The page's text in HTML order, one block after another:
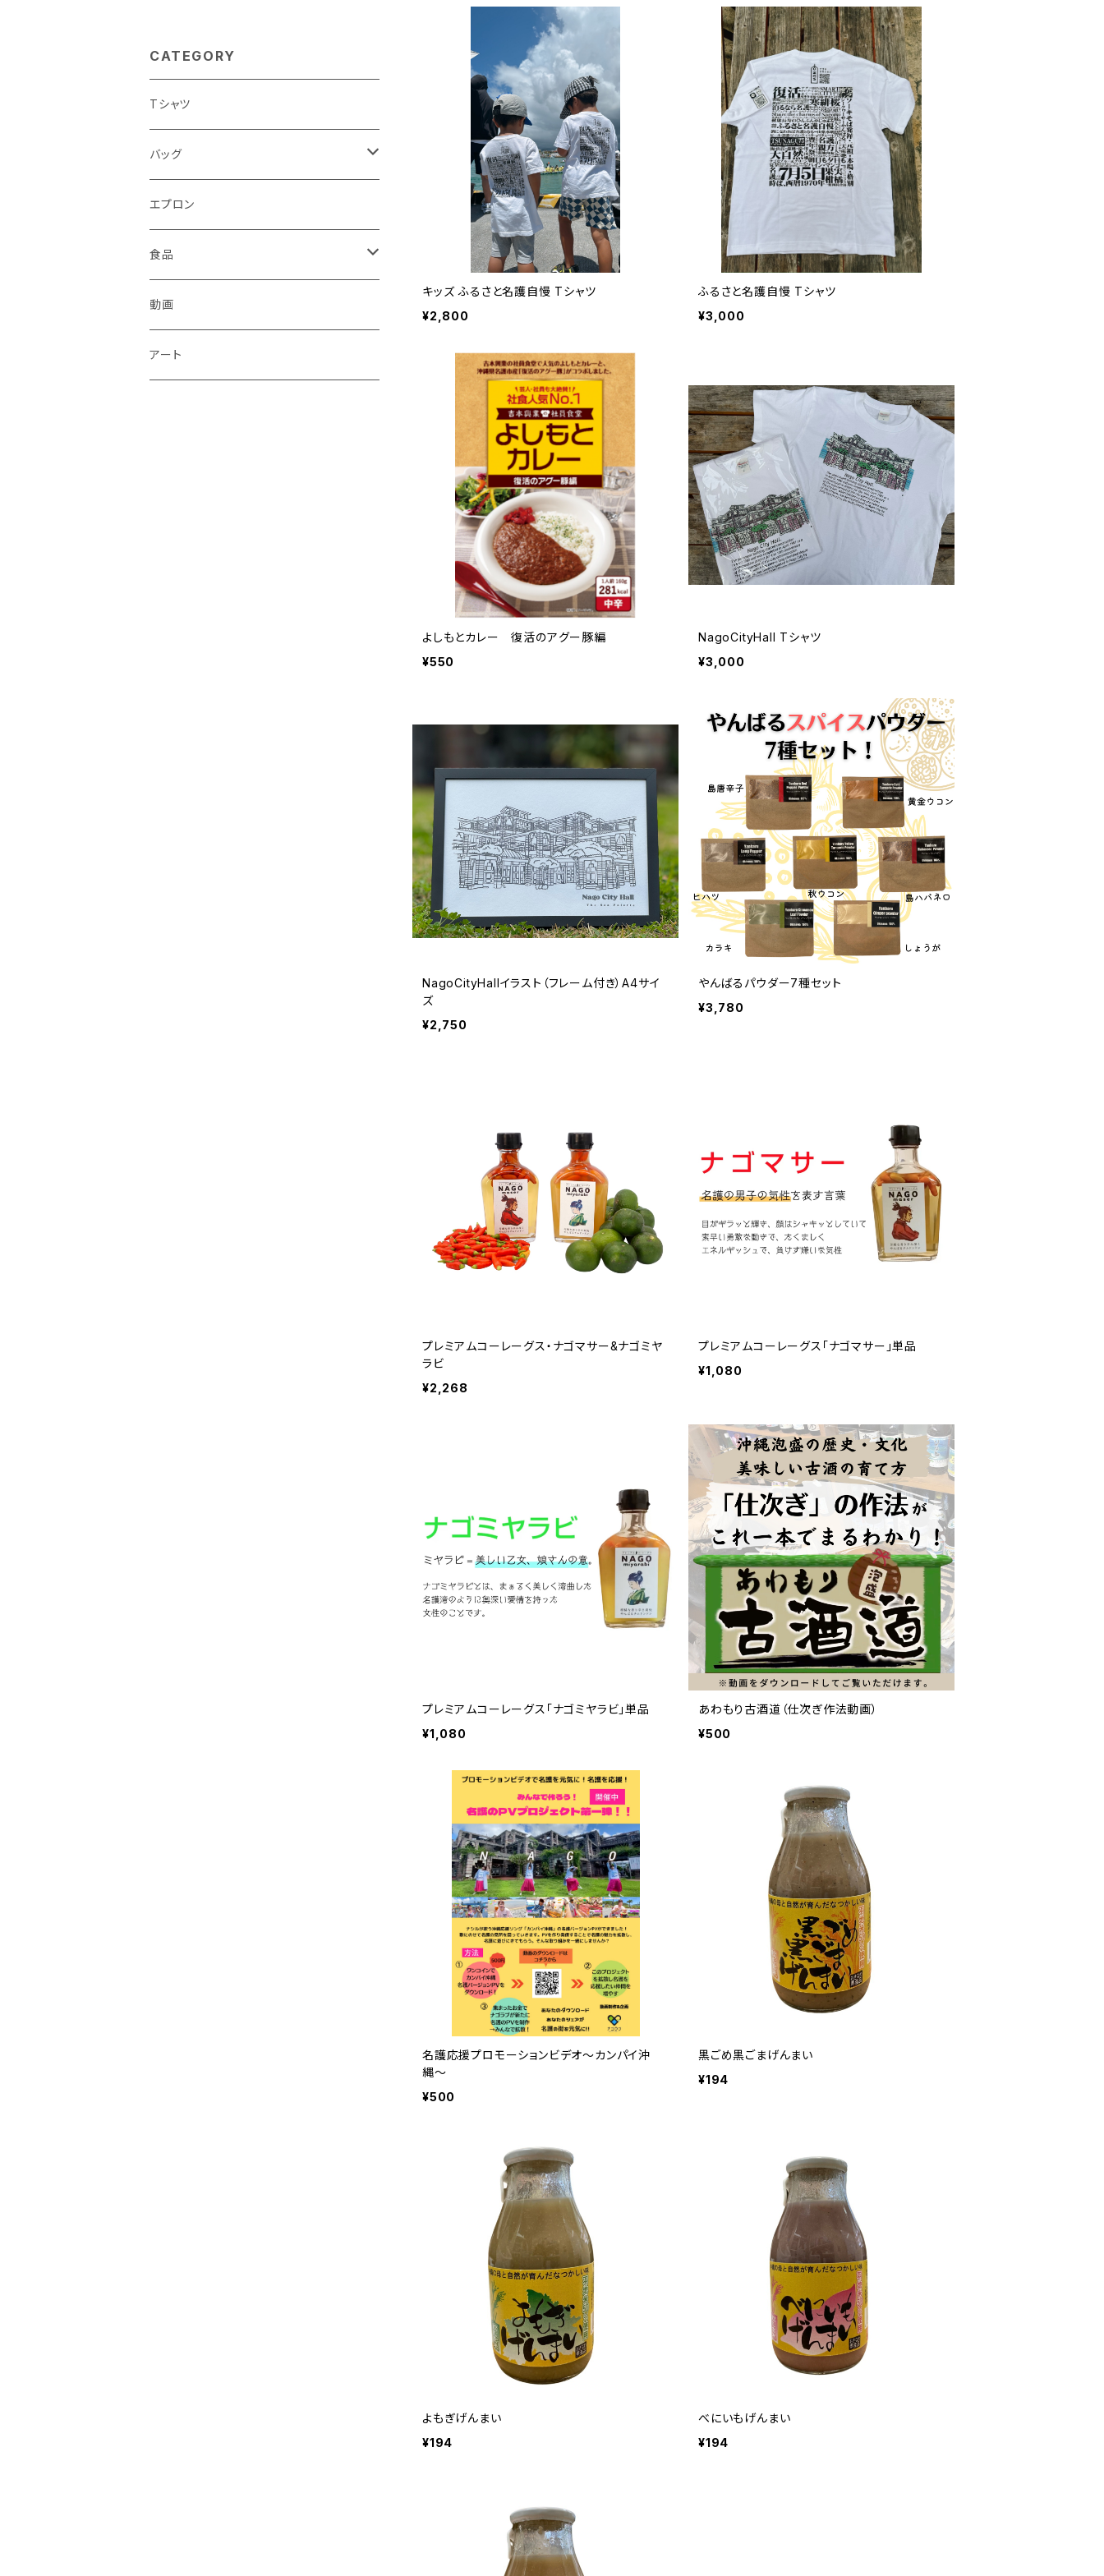
キッズ ふるさと名護自慢 Tシャツ
¥2,800
ふるさと名護自慢 Tシャツ
¥3,000
よしもとカレー 復活のアグー豚編
¥550
NagoCityHall Tシャツ
¥3,000
NagoCityHallイラスト（フレーム付き）A4サイ
ズ
¥2,750
やんばるパウダー7種セット
¥3,780
プレミアムコーレーグス・ナゴマサー&ナゴミヤ
ラビ
¥2,268
プレミアムコーレーグス「ナゴマサー」単品
¥1,080
プレミアムコーレーグス「ナゴミヤラビ」単品
¥1,080
あわもり古酒道（仕次ぎ作法動画）
¥500
名護応援プロモーションビデオ〜カンパイ沖
縄〜
¥500
黒ごめ黒ごまげんまい
¥194
よもぎげんまい
¥194
べにいもげんまい
¥194
CATEGORY
Tシャツ
バッグ
トートバッグ
エプロン
食品
飲料
調味料
動画
アート